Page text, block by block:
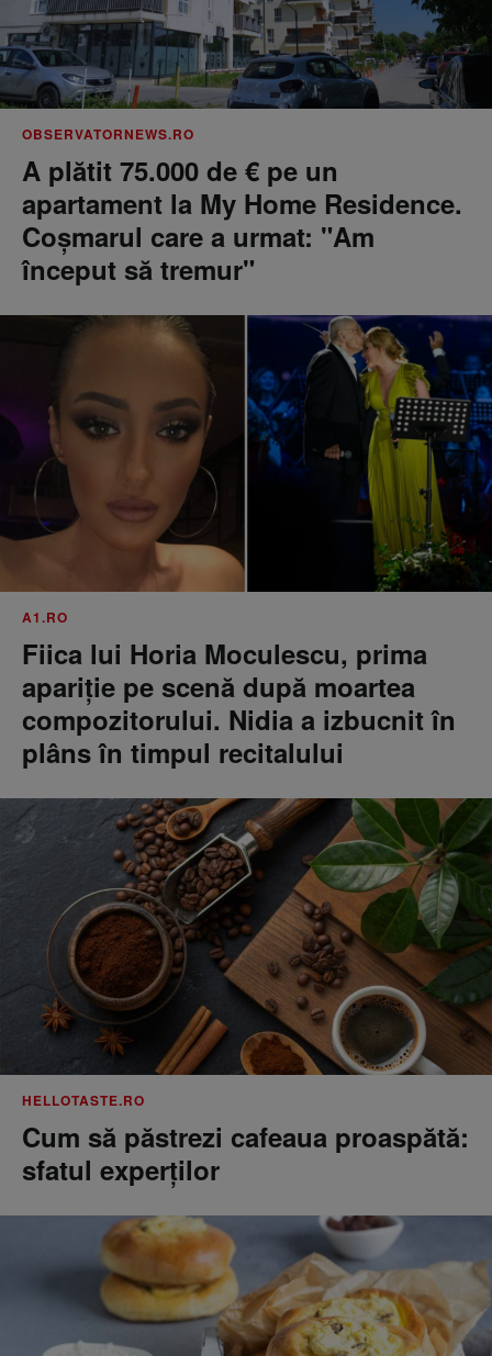
OBSERVATORNEWS.RO
A plătit 75.000 de € pe un
apartament la My Home Residence.
Coşmarul care a urmat: "Am
început să tremur"
A1.RO
Fiica lui Horia Moculescu, prima
apariție pe scenă după moartea
compozitorului. Nidia a izbucnit în
plâns în timpul recitalului
HELLOTASTE.RO
Cum să păstrezi cafeaua proaspătă:
sfatul experților